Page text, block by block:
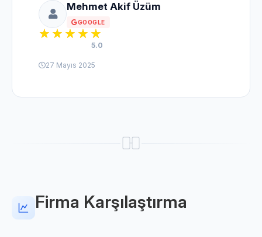
Mehmet Akif Üzüm
GOOGLE
5.0
27 Mayıs 2025
Firma Karşılaştırma